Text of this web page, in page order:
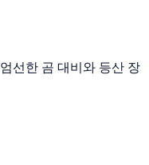
선한 곰 대비와 등산 장